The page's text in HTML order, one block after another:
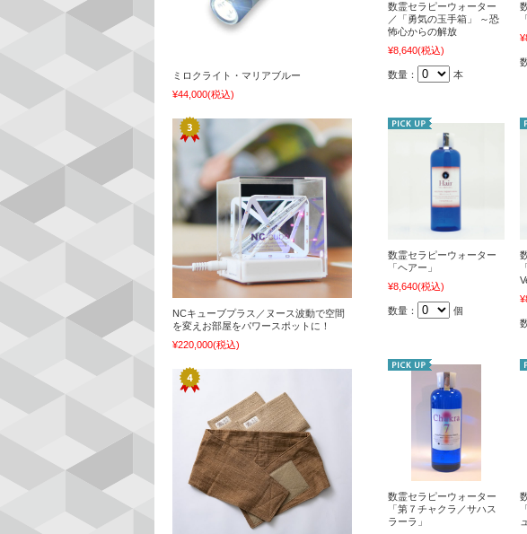
数霊セラピーウォーター
／「勇気の玉手箱」 ～恐
怖心からの解放
¥8,640(税込)
数量： 本
数霊セラピーウォーター
「ヘアー」
¥8,640(税込)
数量： 個
数霊セラピーウォーター
「第７チャクラ／サハス
ラーラ」
ミロクライト・マリアブルー
¥44,000(税込)
NCキューブプラス／ヌース波動で空間
を変えお部屋をパワースポットに！
¥220,000(税込)